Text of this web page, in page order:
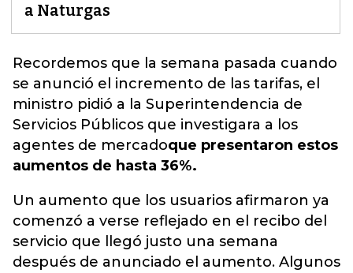
a Naturgas
Recordemos que la semana pasada cuando
se anunció el incremento de las tarifas, el
ministro pidió a la Superintendencia de
Servicios Públicos que investigara a los
agentes de mercadoque presentaron estos
aumentos de hasta 36%.
Un aumento que los usuarios afirmaron ya
comenzó a verse reflejado en el recibo del
servicio que llegó justo una semana
después de anunciado el aumento. Algunos